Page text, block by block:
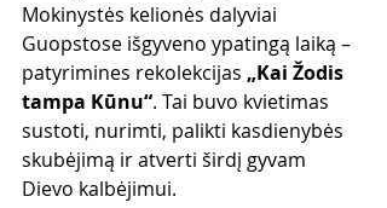
Mokinystės kelionės dalyviai
Guopstose išgyveno ypatingą laiką –
patyrimines rekolekcijas „Kai Žodis
tampa Kūnu“. Tai buvo kvietimas
sustoti, nurimti, palikti kasdienybės
skubėjimą ir atverti širdį gyvam
Dievo kalbėjimui.